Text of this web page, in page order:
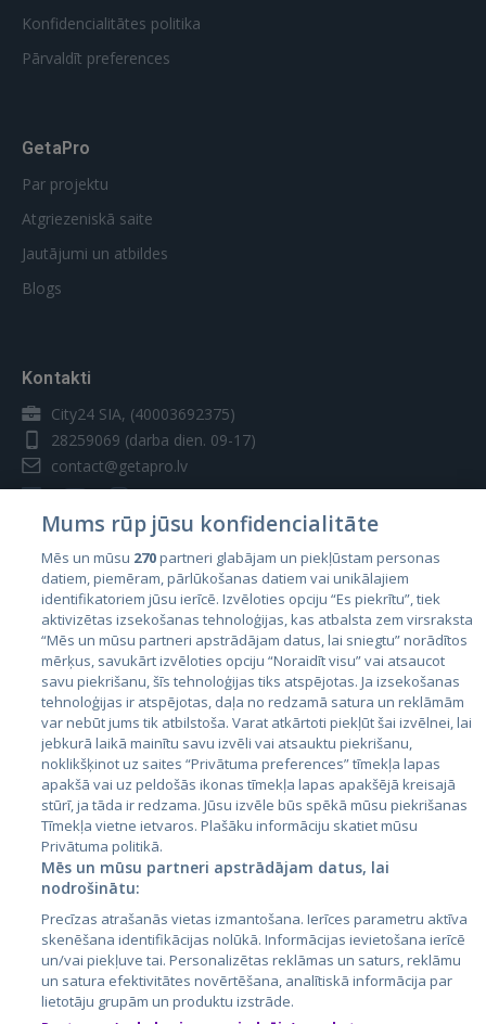
Konfidencialitātes politika
Pārvaldīt preferences
GetaPro
Par projektu
Atgriezeniskā saite
Jautājumi un atbildes
Blogs
Kontakti
City24 SIA, (40003692375)
28259069 (darba dien. 09-17)
contact@getapro.lv
Valstis
Igaunija
Latvija
Lietuva
City24.lv
City24.ee
GetaPro.lv
GetaPro.ee
Skelbiu.lt
Kainos.lt
Paslaugos.lt
auto24.ee
KV.ee
Mums rūp jūsu konfidencialitāte
Mēs un mūsu 270partneri glabājam un piekļūstam personas
datiem, piemēram, pārlūkošanas datiem vai unikālajiem
identifikatoriem jūsu ierīcē. Izvēloties opciju “Es piekrītu”, tiek
aktivizētas izsekošanas tehnoloģijas, kas atbalsta zem virsraksta
“Mēs un mūsu partneri apstrādājam datus, lai sniegtu” norādītos
mērķus, savukārt izvēloties opciju “Noraidīt visu” vai atsaucot
savu piekrišanu, šīs tehnoloģijas tiks atspējotas. Ja izsekošanas
tehnoloģijas ir atspējotas, daļa no redzamā satura un reklāmām
var nebūt jums tik atbilstoša. Varat atkārtoti piekļūt šai izvēlnei, lai
jebkurā laikā mainītu savu izvēli vai atsauktu piekrišanu,
noklikšķinot uz saites “Privātuma preferences” tīmekļa lapas
apakšā vai uz peldošās ikonas tīmekļa lapas apakšējā kreisajā
stūrī, ja tāda ir redzama. Jūsu izvēle būs spēkā mūsu piekrišanas
Tīmekļa vietne ietvaros. Plašāku informāciju skatiet mūsu
Privātuma politikā.
Mēs un mūsu partneri apstrādājam datus, lai
nodrošinātu:
Precīzas atrašanās vietas izmantošana. Ierīces parametru aktīva
skenēšana identifikācijas nolūkā. Informācijas ievietošana ierīcē
un/vai piekļuve tai. Personalizētas reklāmas un saturs, reklāmu
un satura efektivitātes novērtēšana, analītiskā informācija par
lietotāju grupām un produktu izstrāde.